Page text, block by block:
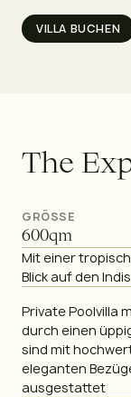
VILLA BUCHEN
The Ex
GRÖSSE
600qm
Mit einer
Blick auf den
Private Poolvilla
durch einen
sind mit
eleganten
ausgestattet